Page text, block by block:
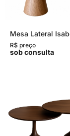
Mesa Lateral
R$ preço
sob consulta